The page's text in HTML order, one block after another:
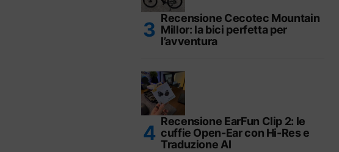
Recensione Cecotec Mountain
Millor: la bici perfetta per
l’avventura
Recensione EarFun Clip 2: le
cuffie Open-Ear con Hi-Res e
Traduzione AI